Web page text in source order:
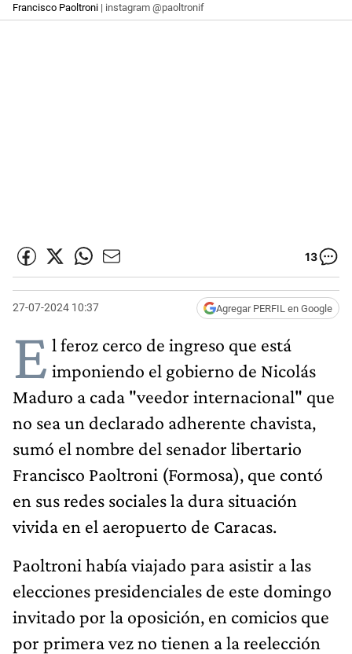
Francisco Paoltroni | instagram @paoltronif
13
27-07-2024 10:37 Agregar PERFIL en Google
E l feroz cerco de ingreso que está
imponiendo el gobierno de Nicolás
Maduro a cada "veedor internacional" que
no sea un declarado adherente chavista,
sumó el nombre del senador libertario
Francisco Paoltroni (Formosa), que contó
en sus redes sociales la dura situación
vivida en el aeropuerto de Caracas.
Paoltroni había viajado para asistir a las
elecciones presidenciales de este domingo
invitado por la oposición, en comicios que
por primera vez no tienen a la reelección